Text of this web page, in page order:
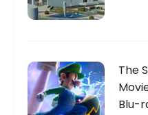
The
Blu-